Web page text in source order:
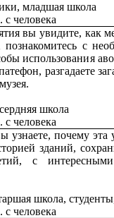
младшая школа
человека
вы увидите, как
с
использования
разгадаете
школа
человека
узнаете, почему эта
зданий,
с
школа,
с человека